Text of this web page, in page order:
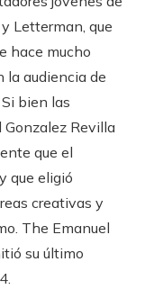
Letterman, que
hace mucho
la audiencia de
bien las
Gonzalez Revilla
que el
que eligió
creativas y
The Emanuel
su último